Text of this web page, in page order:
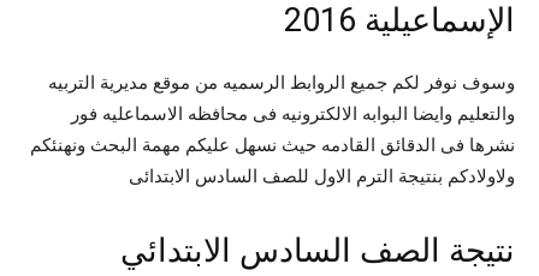
الإسماعيلية 2016
وسوف نوفر لكم جميع الروابط الرسميه من موقع مديرية التربيه
والتعليم وايضا البوابه الالكترونيه فى محافظه الاسماعليه فور
نشرها فى الدقائق القادمه حيث نسهل عليكم مهمة البحث ونهنئكم
ولاولادكم بنتيجة الترم الاول للصف السادس الابتدائى
نتيجة الصف السادس الابتدائي